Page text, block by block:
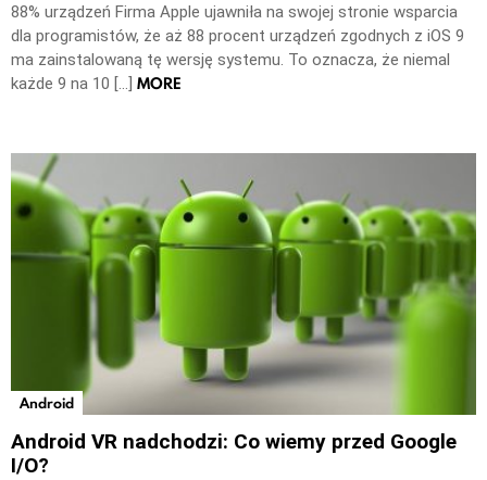
88% urządzeń Firma Apple ujawniła na swojej stronie wsparcia
dla programistów, że aż 88 procent urządzeń zgodnych z iOS 9
ma zainstalowaną tę wersję systemu. To oznacza, że niemal
każde 9 na 10 […] MORE
Android
Android VR nadchodzi: Co wiemy przed Google
I/O?